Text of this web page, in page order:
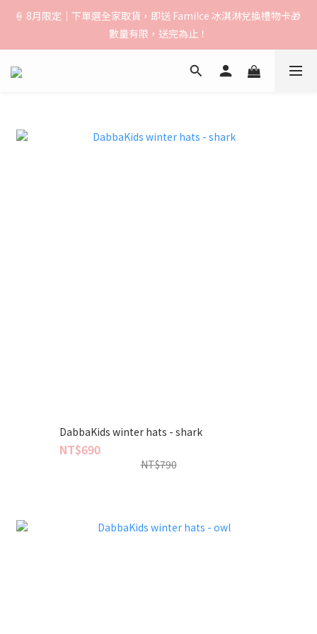
🚚【運費公告】：超取（先付款）$1000免運｜貨到付款/宅配
$1500免運｜中港澳順豐$3000免運
🍦 8月限定｜下單選全家取貨，即送 Fami!ce 冰淇淋兌換禮物卡🎁
數量有限，送完為止！
🚚【運費公告】：超取（先付款）$1000免運｜貨到付款/宅配
DabbaKids winter hats - shark
NT$690
NT$790